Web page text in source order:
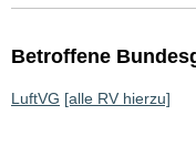
Betroffene
LuftVG [alle RV hierzu]